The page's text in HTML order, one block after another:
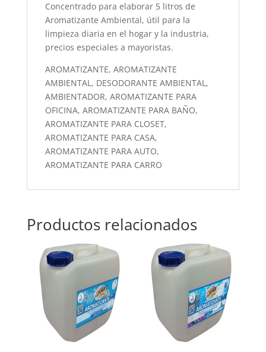
Concentrado para elaborar 5 litros de
Aromatizante Ambiental, útil para la
limpieza diaria en el hogar y la industria,
precios especiales a mayoristas.
AROMATIZANTE, AROMATIZANTE
AMBIENTAL, DESODORANTE AMBIENTAL,
AMBIENTADOR, AROMATIZANTE PARA
OFICINA, AROMATIZANTE PARA BAÑO,
AROMATIZANTE PARA CLOSET,
AROMATIZANTE PARA CASA,
AROMATIZANTE PARA AUTO,
AROMATIZANTE PARA CARRO
Productos relacionados